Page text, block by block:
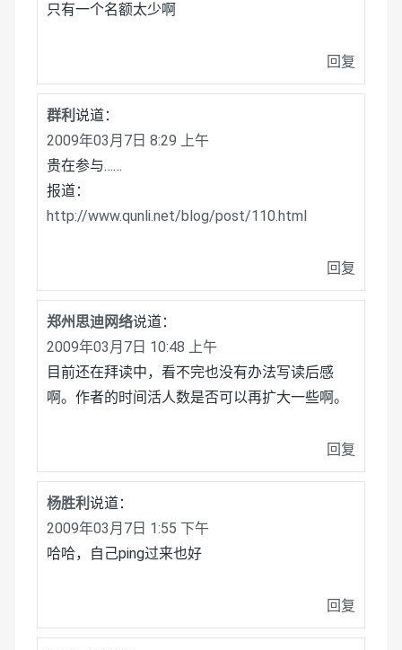
只有一个名额太少啊
回复
群利 说道：
2009年03月7日 8:29 上午
贵在参与……
报道：
http://www.qunli.net/blog/post/110.html
回复
郑州思迪网络说道：
2009年03月7日 10:48 上午
目前还在拜读中，看不完也没有办法写读后感
啊。作者的时间活人数是否可以再扩大一些啊。
回复
杨胜利 说道：
2009年03月7日 1:55 下午
哈哈，自己ping过来也好
回复